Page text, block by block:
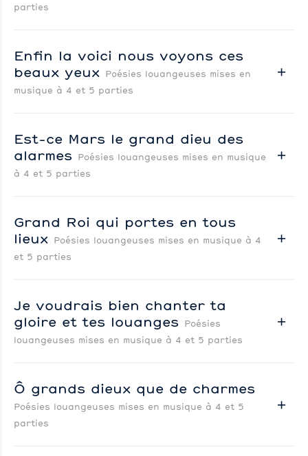
parties
Enfin la voici nous voyons ces
beaux yeux Poésies louangeuses mises en
musique à 4 et 5 parties
Est-ce Mars le grand dieu des
alarmes
Poésies louangeuses mises en musique
à 4 et 5 parties
Grand Roi qui portes en tous
lieux Poésies louangeuses mises en musique à 4
et 5 parties
Je voudrais bien chanter ta
gloire et tes louanges
Poésies
louangeuses mises en musique à 4 et 5 parties
Ô grands dieux que de charmes
Poésies louangeuses mises en musique à 4 et 5
parties